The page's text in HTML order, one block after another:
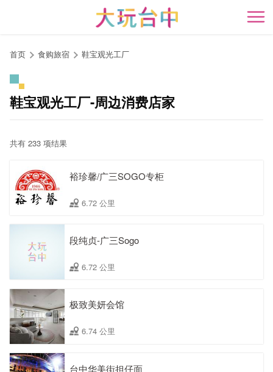
开
首页 食购旅宿 鞋宝观光工厂
鞋宝观光工厂-周边消费店家
共有 233 项结果
裕珍馨/广三SOGO专柜
6.72 公里
段纯贞-广三Sogo
6.72 公里
极致美妍会馆
6.74 公里
台中华美街担仔面